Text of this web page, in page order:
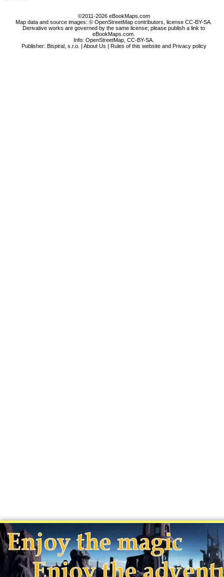
©2011-2026 eBookMaps.com
Map data and source images: © OpenStreetMap contributors, license CC-BY-SA.
Derivative works are governed by the same license; please publish a link to
eBookMaps.com.
Info:OpenStreetMap ,CC-BY-SA
Publisher: Bispiral, s.r.o. | About Us | Rules of this website and Privacy policy